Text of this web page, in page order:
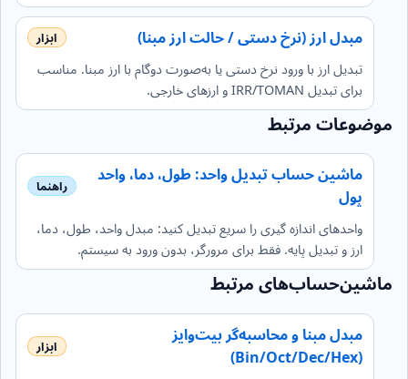
مبدل ارز (نرخ دستی / حالت ارز مبنا)
تبدیل ارز با ورود نرخ دستی یا به‌صورت دوگام با ارز مبنا. مناسب
برای تبدیل IRR/TOMAN و ارزهای خارجی.
موضوعات مرتبط
ماشین حساب تبدیل واحد: طول، دما، واحد
پول
واحدهای اندازه گیری را سریع تبدیل کنید: مبدل واحد، طول، دما،
ارز و تبدیل پایه. فقط برای مرورگر، بدون ورود به سیستم.
ماشین‌حساب‌های مرتبط
مبدل مبنا و محاسبه‌گر بیت‌وایز
(Bin/Oct/Dec/Hex)